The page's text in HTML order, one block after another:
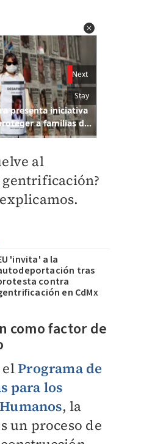
al
'invita' a la
tras
contra
en CdMx
como factor de
elPrograma de
para los
, la
un proceso de